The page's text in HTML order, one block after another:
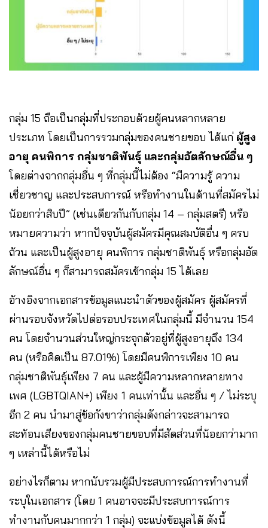
กลุ่ม 15 ถือเป็นกลุ่มที่ประกอบด้วยผู้คนหลากหลาย
ประเภท โดยเป็นการรวมกลุ่มของคนชายขอบ ได้แก่ ผู้สูง
อายุ คนพิการ กลุ่มชาติพันธุ์ และกลุ่มอัตลักษณ์อื่น ๆ
โดยต่างจากกลุ่มอื่น ๆ ที่กลุ่มนี้ไม่ต้อง “มีความรู้ ความ
เชี่ยวชาญ และประสบการณ์ หรือทํางานในด้านที่สมัครไม่
น้อยกว่าสิบปี” (เช่นเดียวกันกับกลุ่ม 14 – กลุ่มสตรี) หรือ
หมายความว่า หากปัจจุบันผู้สมัครมีคุณสมบัติอื่น ๆ ครบ
ถ้วน และเป็นผู้สูงอายุ คนพิการ กลุ่มชาติพันธุ์ หรือกลุ่มอัต
ลักษณ์อื่น ๆ ก็สามารถสมัครเข้ากลุ่ม 15 ได้เลย
อ้างอิงจากเอกสารข้อมูลแนะนำตัวของผู้สมัคร ผู้สมัครที่
ผ่านรอบจังหวัดไปต่อรอบประเทศในกลุ่มนี้ มีจำนวน 154
คน โดยจำนวนส่วนใหญ่กระจุกตัวอยู่ที่ผู้สูงอายุถึง 134
คน (หรือคิดเป็น 87.01%) โดยมีคนพิการเพียง 10 คน
กลุ่มชาติพันธุ์เพียง 7 คน และผู้มีความหลากหลายทาง
เพศ (LGBTQIAN+) เพียง 1 คนเท่านั้น และอื่น ๆ / ไม่ระบุ
อีก 2 คน นำมาสู่ข้อกังขาว่ากลุ่มดังกล่าวจะสามารถ
สะท้อนเสียงของกลุ่มคนชายขอบที่มีสัดส่วนที่น้อยกว่ามาก
ๆ เหล่านี้ได้หรือไม่
อย่างไรก็ตาม หากนับรวมผู้มีประสบการณ์การทำงานที่
ระบุในเอกสาร (โดย 1 คนอาจจะมีประสบการณ์การ
ทำงานกับคนมากกว่า 1 กลุ่ม) จะแบ่งข้อมูลได้ ดังนี้